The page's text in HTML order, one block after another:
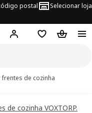
postal Selecionar loja
Hej! Inicie sessão
FavoritosCesto de
frentes de cozinha
de cozinha VOXTORP.